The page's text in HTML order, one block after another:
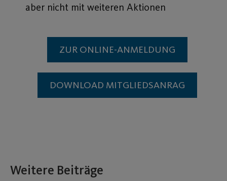
aber nicht mit weiteren Aktionen
ZUR ONLINE-ANMELDUNG
DOWNLOAD MITGLIEDSANRAG
Weitere Beiträge